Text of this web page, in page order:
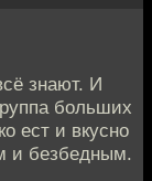
знают. И
больших
ест и вкусно
и безбедным.